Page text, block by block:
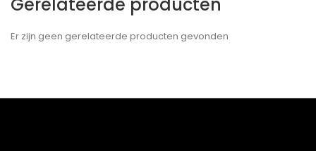
Er zijn geen gerelateerde producten gevonden